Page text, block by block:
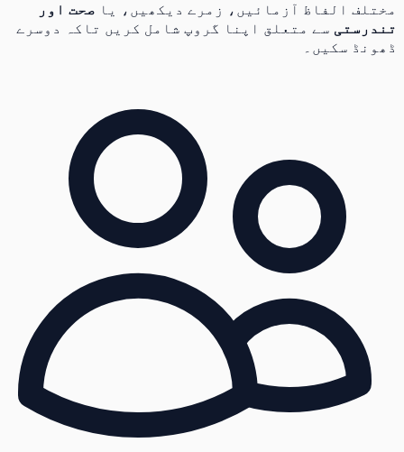
مختلف الفاظ آزمائیں، زمرے دیکھیں، یا صحت اور
تندرستیسے متعلق اپنا گروپ شامل کریں تاکہ دوسرے
ڈھونڈ سکیں۔